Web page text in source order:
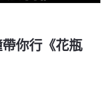
帶你行《花瓶